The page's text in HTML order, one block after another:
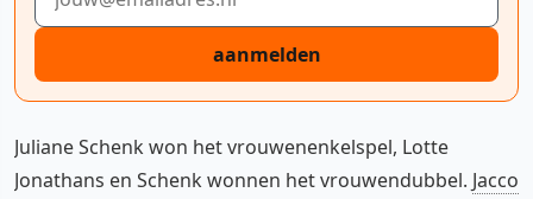
aanmelden
Juliane Schenk won het vrouwenenkelspel, Lotte
Jonathans en Schenk wonnen het vrouwendubbel. Jacco